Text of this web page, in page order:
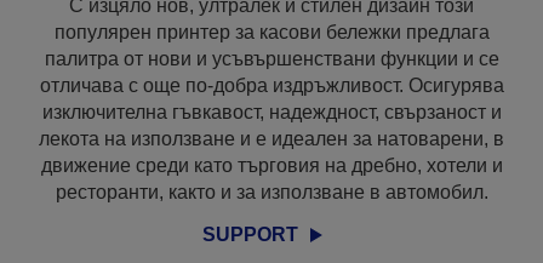
С изцяло нов, ултралек и стилен дизайн този
популярен принтер за касови бележки предлага
палитра от нови и усъвършенствани функции и се
отличава с още по-добра издръжливост. Осигурява
изключителна гъвкавост, надеждност, свързаност и
лекота на използване и е идеален за натоварени, в
движение среди като търговия на дребно, хотели и
ресторанти, както и за използване в автомобил.
SUPPORT